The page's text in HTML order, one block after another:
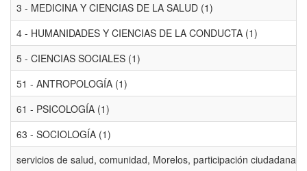
3 - MEDICINA Y CIENCIAS DE LA SALUD (1)
4 - HUMANIDADES Y CIENCIAS DE LA CONDUCTA (1)
5 - CIENCIAS SOCIALES (1)
51 - ANTROPOLOGÍA (1)
61 - PSICOLOGÍA (1)
63 - SOCIOLOGÍA (1)
servicios de salud, comunidad, Morelos, participación